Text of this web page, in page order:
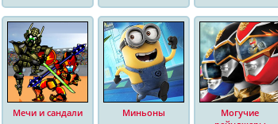
Мечи и сандали Миньоны
Могучие